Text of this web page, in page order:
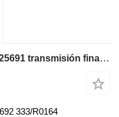
Nachi PHV-3B-35B-8841A 20/925691 transmisión final para JCB JCB 8025 8026 CTS 8030 8035 ZTS miniexcavadora
333/R0164